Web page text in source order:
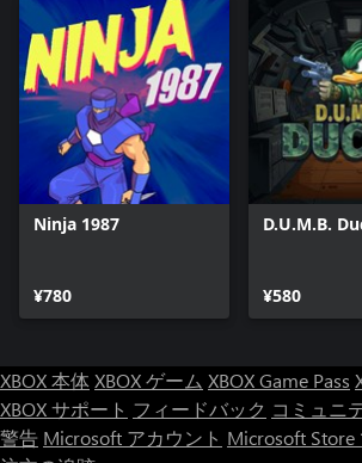
Ninja 1987
¥780
D.U.M.B.
¥580
XBOX 本体XBOX ゲーム XBOX Game Pass
XBOX サポート フィードバック コミュニ
警告 Microsoft アカウント Microsoft Store